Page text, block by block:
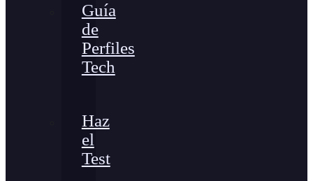
Guía
de
Perfiles
Tech
Haz
el
Test